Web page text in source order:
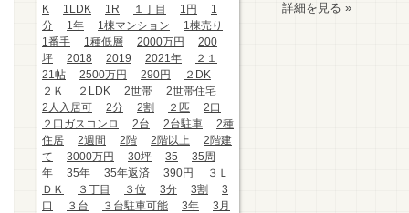
K
1LDK 1R １丁目 1円
1
分
1年 1棟マンション
1棟売り
1番手
1種低層 2000万円
200
坪
2018 2019 2021年
２１
21帖
2500万円 290円
２DK
２Ｋ
２LDK 2世帯
2世帯住宅
2人入居可
2分 2割 ２匹
2口
２口ガスコンロ
2台 2台駐車
2種
住居
2週間 2階 2階以上
2階建
て
3000万円 30坪 35
35周
年
35年 35年返済 390円
３Ｌ
ＤＫ
３丁目 ３位 3分 3割
3
口
３台 ３台駐車可能 3年
3月
詳細を見る »